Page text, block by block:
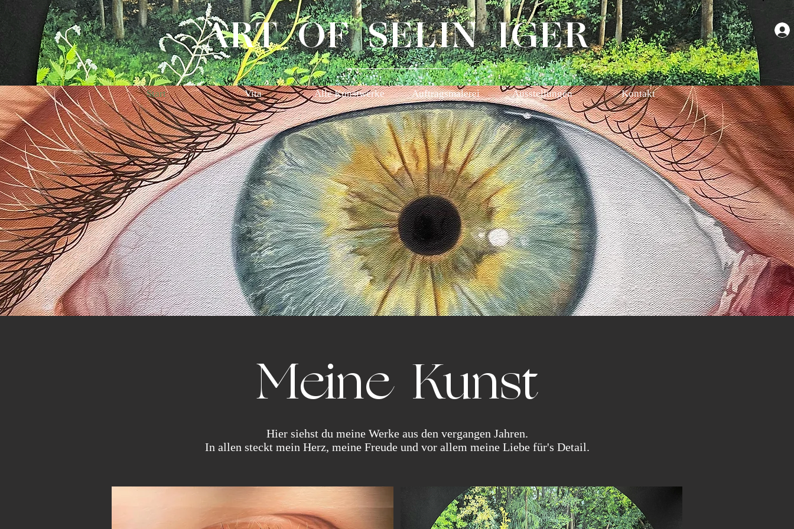
ART OF SELIN IGER
Start Vita Alle Kunstwerke Auftragsmalerei Ausstellungen Kontakt
Meine Kunst
Hier siehst du meine Werke aus den vergangen Jahren.
In allen steckt mein Herz, meine Freude und vor allem meine Liebe für's Detail.